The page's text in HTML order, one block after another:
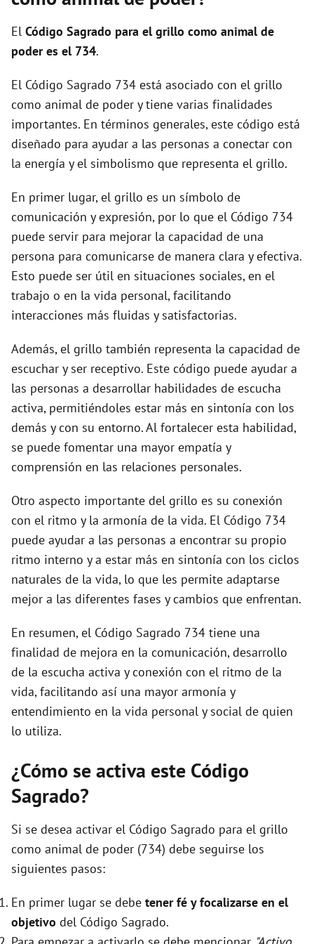
i
e
o
El Código Sagrado para el grillo como animal de
poder es el 734.
El Código Sagrado 734 está asociado con el grillo
como animal de poder y tiene varias finalidades
importantes. En términos generales, este código está
diseñado para ayudar a las personas a conectar con
la energía y el simbolismo que representa el grillo.
En primer lugar, el grillo es un símbolo de
comunicación y expresión, por lo que el Código 734
puede servir para mejorar la capacidad de una
persona para comunicarse de manera clara y efectiva.
Esto puede ser útil en situaciones sociales, en el
trabajo o en la vida personal, facilitando
interacciones más fluidas y satisfactorias.
Además, el grillo también representa la capacidad de
escuchar y ser receptivo. Este código puede ayudar a
las personas a desarrollar habilidades de escucha
activa, permitiéndoles estar más en sintonía con los
demás y con su entorno. Al fortalecer esta habilidad,
se puede fomentar una mayor empatía y
comprensión en las relaciones personales.
Otro aspecto importante del grillo es su conexión
con el ritmo y la armonía de la vida. El Código 734
puede ayudar a las personas a encontrar su propio
ritmo interno y a estar más en sintonía con los ciclos
naturales de la vida, lo que les permite adaptarse
mejor a las diferentes fases y cambios que enfrentan.
En resumen, el Código Sagrado 734 tiene una
finalidad de mejora en la comunicación, desarrollo
de la escucha activa y conexión con el ritmo de la
vida, facilitando así una mayor armonía y
entendimiento en la vida personal y social de quien
lo utiliza.
¿Cómo se activa este Código
Sagrado?
Si se desea activar el Código Sagrado para el grillo
como animal de poder (734) debe seguirse los
siguientes pasos:
En primer lugar se debe tener fé y focalizarse en el
objetivo del Código Sagrado.